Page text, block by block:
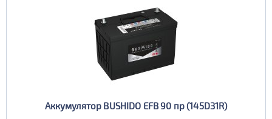
Аккумулятор BUSHIDO EFB 90 пр (145D31R)